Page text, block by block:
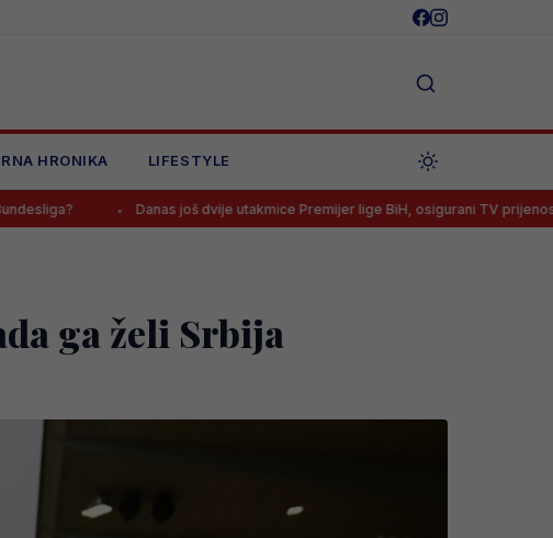
HRONIKA LIFESTYLE
Danas još dvije utakmice Premijer lige BiH, osigurani TV prijenosi
ga želi Srbija